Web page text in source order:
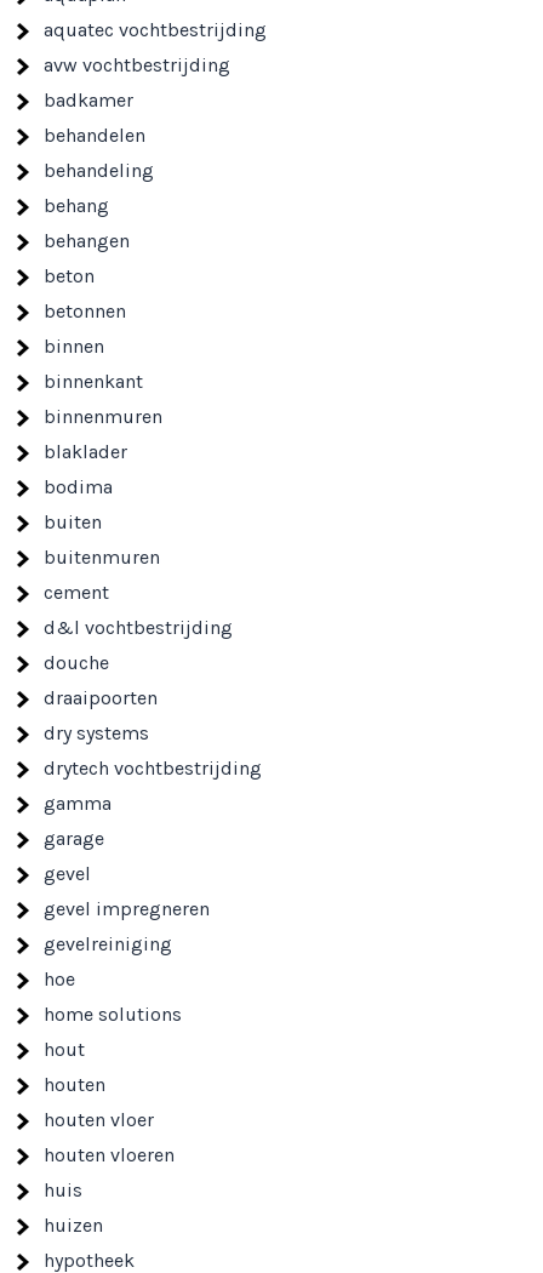
aquatec vochtbestrijding
avw vochtbestrijding
badkamer
behandelen
behandeling
behang
behangen
beton
betonnen
binnen
binnenkant
binnenmuren
blaklader
bodima
buiten
buitenmuren
cement
d&l vochtbestrijding
douche
draaipoorten
dry systems
drytech vochtbestrijding
gamma
garage
gevel
gevel impregneren
gevelreiniging
hoe
home solutions
hout
houten
houten vloer
houten vloeren
huis
huizen
hypotheek